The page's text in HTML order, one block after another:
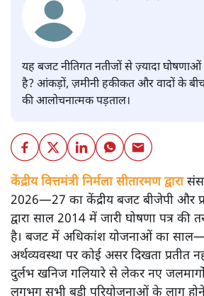
यह बजट नीतिगत नतीजों से ज़्यादा घोषणाओं
है? आंकड़ों, ज़मीनी हकीकत और वादों के बीच
की आलोचनात्मक पड़ताल।
केंद्रीय वित्तमंत्री निर्मला सीतारमण द्वारा
2026—27 का केंद्रीय बजट बीजेपी और
द्वारा साल 2014 में जारी घोषणा पत्र की
है। बजट में अधिकांश योजनाओं का
अर्थव्यवस्था पर कोई असर दिखता प्रतीत
दुर्लभ खनिज गलियारे से लेकर नए